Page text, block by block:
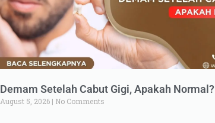
Demam Setelah Cabut Gigi, Apakah Normal?
August 5, 2026 No Comments